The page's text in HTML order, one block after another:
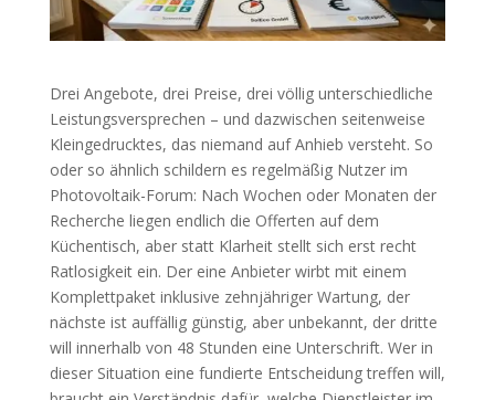
Drei Angebote, drei Preise, drei völlig unterschiedliche
Leistungsversprechen – und dazwischen seitenweise
Kleingedrucktes, das niemand auf Anhieb versteht. So
oder so ähnlich schildern es regelmäßig Nutzer im
Photovoltaik-Forum: Nach Wochen oder Monaten der
Recherche liegen endlich die Offerten auf dem
Küchentisch, aber statt Klarheit stellt sich erst recht
Ratlosigkeit ein. Der eine Anbieter wirbt mit einem
Komplettpaket inklusive zehnjähriger Wartung, der
nächste ist auffällig günstig, aber unbekannt, der dritte
will innerhalb von 48 Stunden eine Unterschrift. Wer in
dieser Situation eine fundierte Entscheidung treffen will,